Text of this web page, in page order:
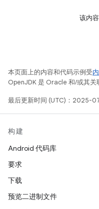
该内
本页面上的内容和代码示例受
OpenJDK 是 Oracle 和/或其关
最后更新时间 (UTC)：2025-
构建
Android 代码库
要求
下载
预览二进制文件